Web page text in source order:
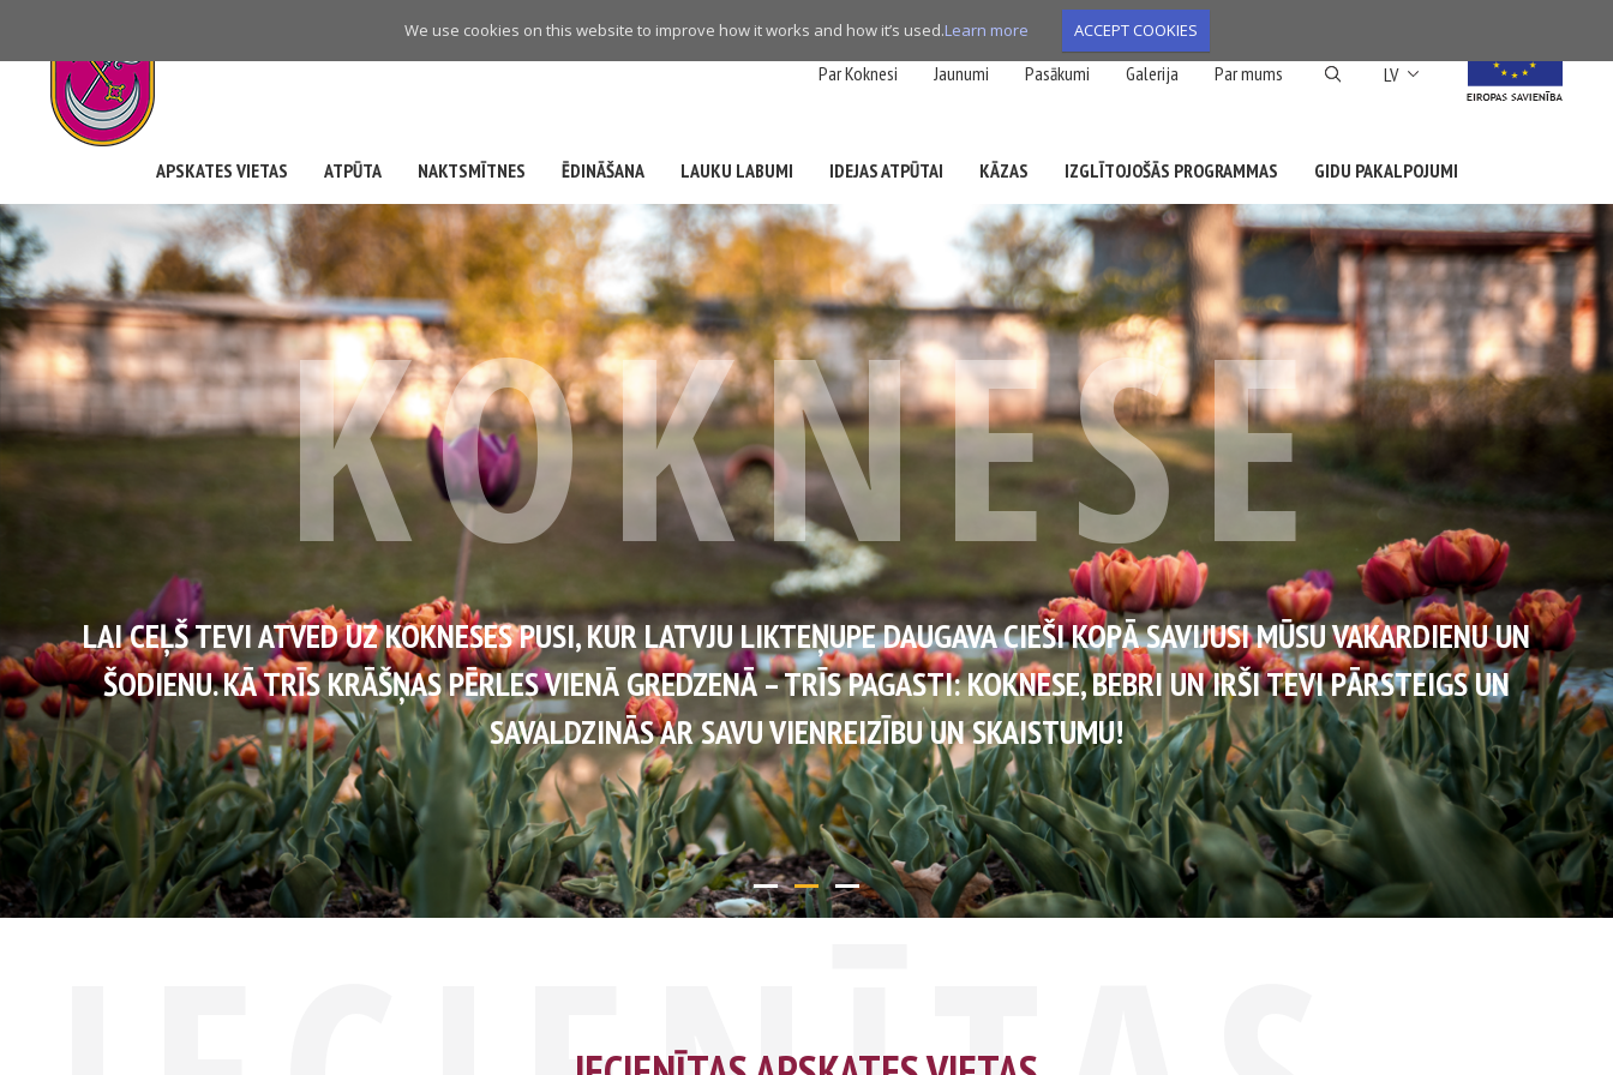
We use cookies on this website to improve how it works and how it’s used.Learn more ACCEPT COOKIES
navigation
LV List additional actions
Par Koknesi Jaunumi Pasākumi Galerija Par mums
APSKATES VIETAS ATPŪTA NAKTSMĪTNES ĒDINĀŠANA LAUKU LABUMI IDEJAS ATPŪTAI KĀZAS IZGLĪTOJOŠĀS PROGRAMMAS GIDU PAKALPOJUMI
KOKNESE
LAI CEĻŠ TEVI ATVED UZ KOKNESES PUSI, KUR LATVJU LIKTEŅUPE DAUGAVA CIEŠI KOPĀ SAVIJUSI MŪSU VAKARDIENU UN
ŠODIENU. KĀ TRĪS KRĀŠŅAS PĒRLES VIENĀ GREDZENĀ – TRĪS PAGASTI: KOKNESE, BEBRI UN IRŠI TEVI PĀRSTEIGS UN
SAVALDZINĀS AR SAVU VIENREIZĪBU UN SKAISTUMU!